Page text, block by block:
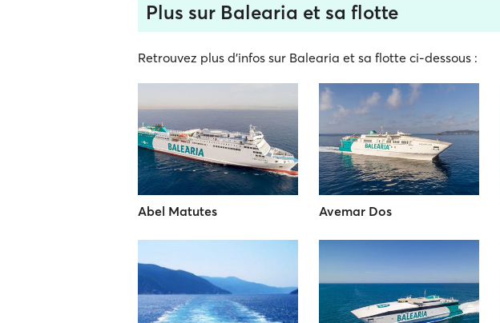
Plus sur Balearia et sa flotte
Retrouvez plus d'infos sur Balearia et sa flotte ci-dessous :
Abel Matutes Avemar Dos